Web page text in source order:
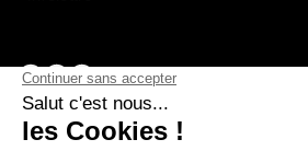
Page Facebook de Kollectif
Page Instagram de Kollectif
Page Linkedin de Kollectif